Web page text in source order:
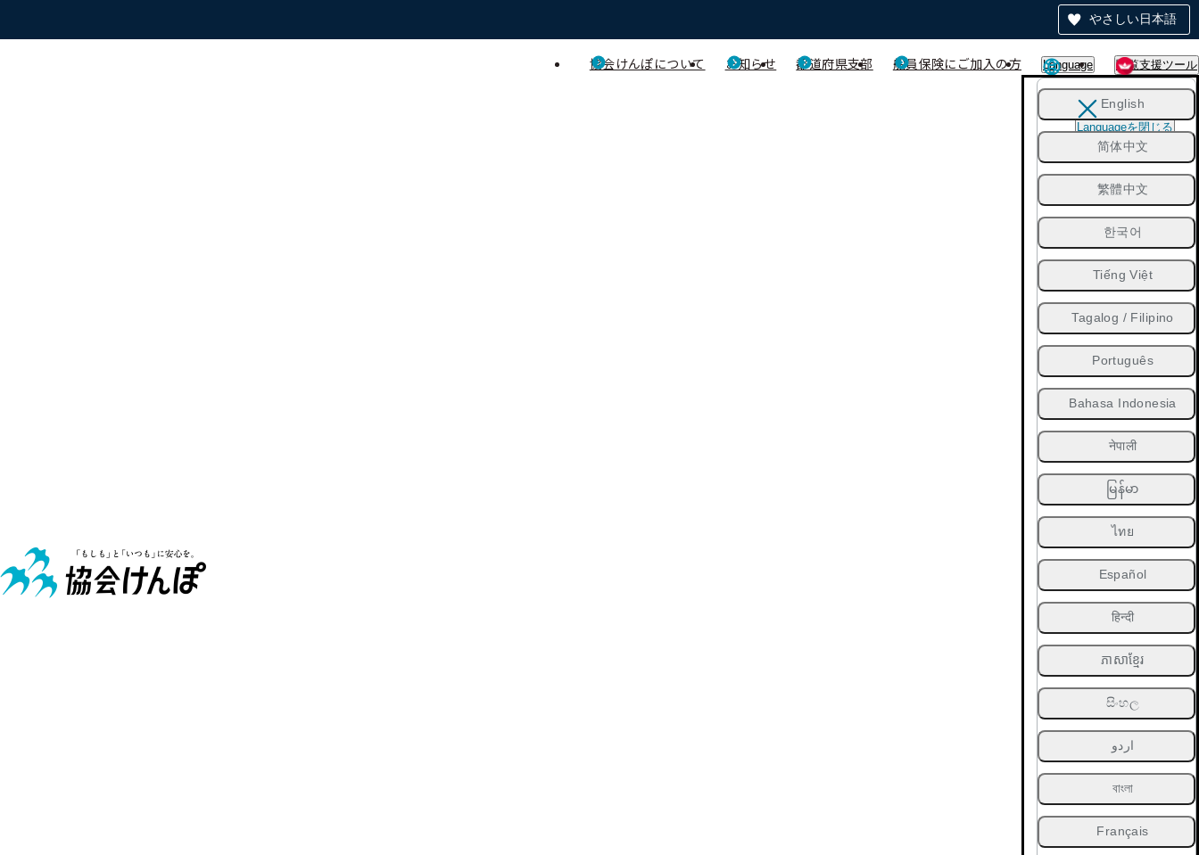
やさしい日本語
協会けんぽについて お知らせ 都道府県支部 船員保険にご加入の方 Language 閲覧支援ツール
English
简体中文
繁體中文
한국어
Tiếng Việt
Tagalog / Filipino
Português
Bahasa Indonesia
नेपाली
မြန်မာ
ไทย
Español
हिन्दी
ភាសាខ្មែរ
සිංහල
اردو
বাংলা
Français
Languageを閉じる